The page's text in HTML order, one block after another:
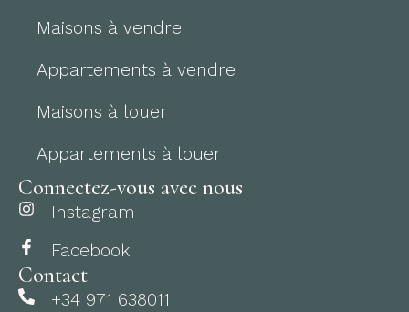
Maisons à vendre
Appartements à vendre
Maisons à louer
Appartements à louer
Connectez-vous avec nous
Instagram
Facebook
Contact
+34 971 638011